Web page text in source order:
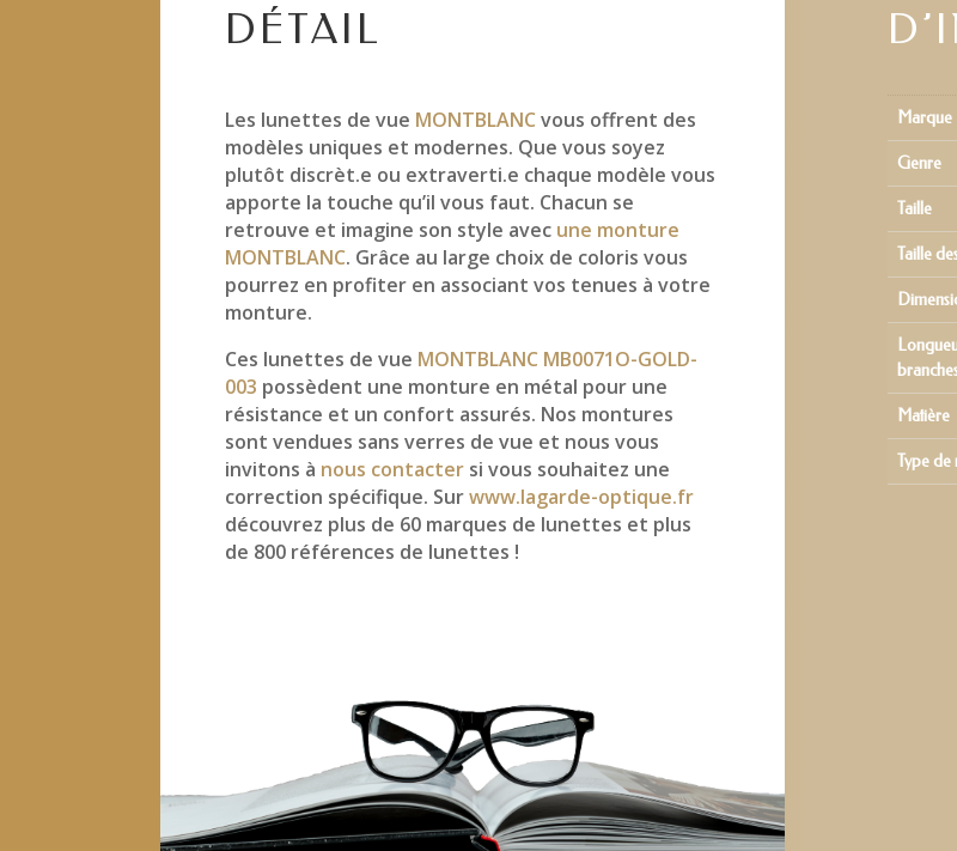
DÉTAIL
Les lunettes de vue MONTBLANC vous offrent des
modèles uniques et modernes. Que vous soyez
plutôt discrèt.e ou extraverti.e chaque modèle vous
apporte la touche qu’il vous faut. Chacun se
retrouve et imagine son style avec une monture
MONTBLANC. Grâce au large choix de coloris vous
pourrez en profiter en associant vos tenues à votre
monture.
Ces lunettes de vue MONTBLANC MB0071O-GOLD-
003 possèdent une monture en métal pour une
résistance et un confort assurés. Nos montures
sont vendues sans verres de vue et nous vous
invitons à nous contacter si vous souhaitez une
correction spécifique. Surwww.lagarde-optique.fr
découvrez plus de 60 marques de lunettes et plus
de 800 références de lunettes !
Marque
Genre
Taille
Taille
Matière
Type de